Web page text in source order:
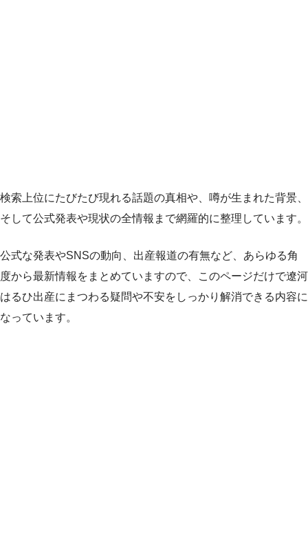
検索上位にたびたび現れる話題の真相や、噂が生まれた背景、
そして公式発表や現状の全情報まで網羅的に整理しています。
公式な発表やSNSの動向、出産報道の有無など、あらゆる角
度から最新情報をまとめていますので、このページだけで遼河
はるひ出産にまつわる疑問や不安をしっかり解消できる内容に
なっています。